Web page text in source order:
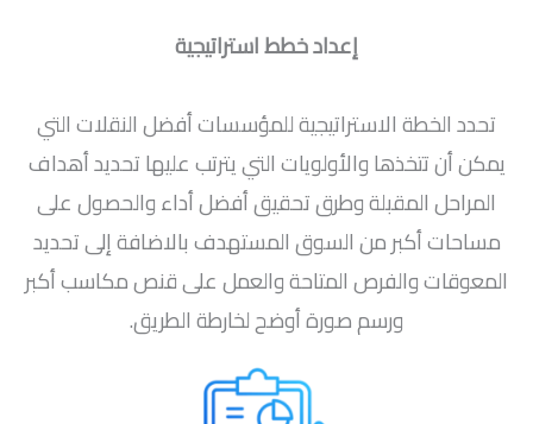
إعداد خطط استراتيجية
تحدد الخطة الاستراتيجية للمؤسسات أفضل النقلات التي
يمكن أن تتخذها والأولويات التي يترتب عليها تحديد أهداف
المراحل المقبلة وطرق تحقيق أفضل أداء والحصول على
مساحات أكبر من السوق المستهدف بالاضافة إلى تحديد
المعوقات والفرص المتاحة والعمل على قنص مكاسب أكبر
ورسم صورة أوضح لخارطة الطريق.